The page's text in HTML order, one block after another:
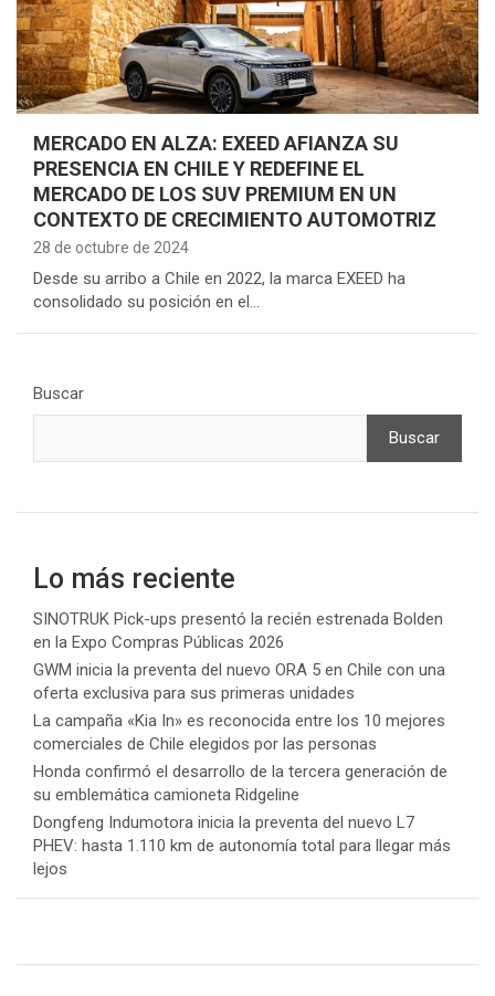
MERCADO EN ALZA: EXEED AFIANZA SU
PRESENCIA EN CHILE Y REDEFINE EL
MERCADO DE LOS SUV PREMIUM EN UN
CONTEXTO DE CRECIMIENTO AUTOMOTRIZ
28 de octubre de 2024
Desde su arribo a Chile en 2022, la marca EXEED ha
consolidado su posición en el…
Buscar
Buscar
Lo más reciente
SINOTRUK Pick-ups presentó la recién estrenada Bolden
en la Expo Compras Públicas 2026
GWM inicia la preventa del nuevo ORA 5 en Chile con una
oferta exclusiva para sus primeras unidades
La campaña «Kia In» es reconocida entre los 10 mejores
comerciales de Chile elegidos por las personas
Honda confirmó el desarrollo de la tercera generación de
su emblemática camioneta Ridgeline
Dongfeng Indumotora inicia la preventa del nuevo L7
PHEV: hasta 1.110 km de autonomía total para llegar más
lejos